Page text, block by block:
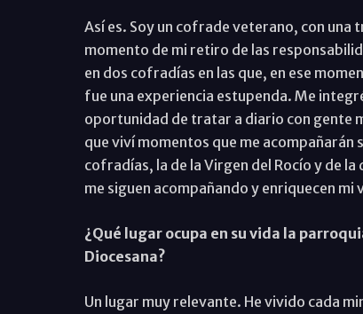
Así es. Soy un cofrade veterano, con una
momento de mi retiro de las
en dos cofradías en las que, en ese
fue una experiencia estupenda. Me
oportunidad de tratar a diario con gente
que viví momentos que me
cofradías, la de la Virgen del Rocío y de
me siguen acompañando y enriquecen mi
¿Qué lugar ocupa en su vida la
Diocesana?
Un lugar muy relevante. He vivido cada